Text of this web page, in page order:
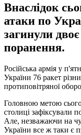
Внаслідок
атаки по
загинули
поранення.
Російська армія у
України 76 ракет
протиповітряної
Головною метою
столиці
Але, незважаючи на
України все ж таки є